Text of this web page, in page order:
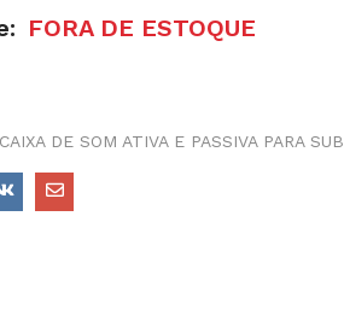
FORA DE ESTOQUE
CAIXA DE SOM ATIVA E PASSIVA PARA SUB